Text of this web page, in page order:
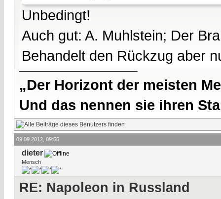
Unbedingt!
Auch gut: A. Muhlstein; Der
Behandelt den Rückzug aber
„Der Horizont der meisten
Und das nennen sie ihren
09.09.2012, 09:55
dieter
Mensch
RE: Napoleon in Russland